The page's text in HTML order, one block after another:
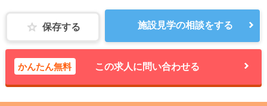
保存する 施設見学の相談をする
かんたん無料 この求人に問い合わせる